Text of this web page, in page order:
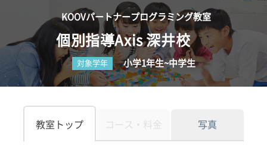
KOOVパートナープログラミング教室
個別指導Axis 深井校
対象学年 小学1年生~中学生
教室トップ コース・料金 写真